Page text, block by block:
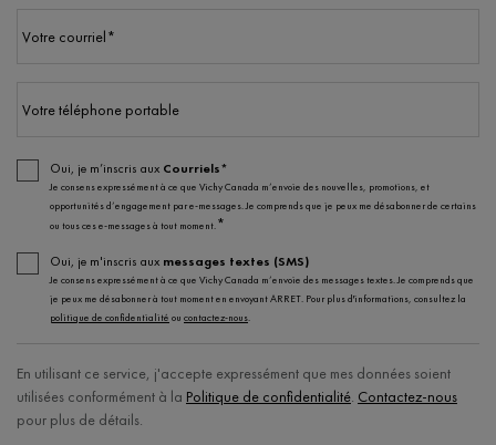
Votre courriel*
Votre téléphone portable
Oui, je m’inscris aux Courriels*
Je consens expressément à ce que Vichy Canada m’envoie des nouvelles, promotions, et
opportunités d’engagement par e-messages. Je comprends que je peux me désabonner de certains
ou tous ces e-messages à tout moment.*
Oui, je m'inscris aux messages textes (SMS)
Je consens expressément à ce que Vichy Canada m’envoie des messages textes. Je comprends que
je peux me désabonner à tout moment en envoyant ARRET. Pour plus d'informations, consultez la
politique de confidentialité ou contactez-nous.
En utilisant ce service, j'accepte expressément que mes données soient
utilisées conformément à la Politique de confidentialité. Contactez-nous
pour plus de détails.